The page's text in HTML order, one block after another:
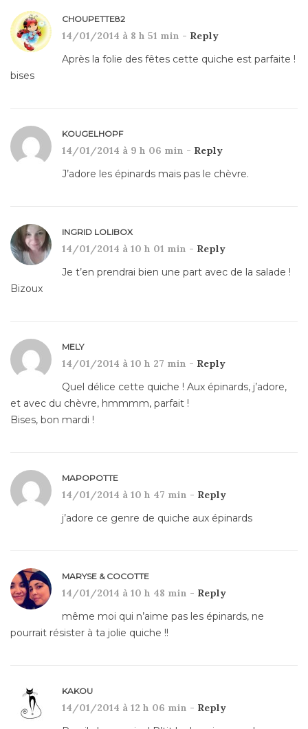
CHOUPETTE82
14/01/2014 à 8 h 51 min - Reply
Après la folie des fêtes cette quiche est parfaite !
bises
KOUGELHOPF
14/01/2014 à 9 h 06 min - Reply
J’adore les épinards mais pas le chèvre.
INGRID LOLIBOX
14/01/2014 à 10 h 01 min - Reply
Je t’en prendrai bien une part avec de la salade !
Bizoux
MELY
14/01/2014 à 10 h 27 min - Reply
Quel délice cette quiche ! Aux épinards, j’adore,
et avec du chèvre, hmmmm, parfait !
Bises, bon mardi !
MAPOPOTTE
14/01/2014 à 10 h 47 min - Reply
j’adore ce genre de quiche aux épinards
MARYSE & COCOTTE
14/01/2014 à 10 h 48 min - Reply
même moi qui n’aime pas les épinards, ne
pourrait résister à ta jolie quiche !!
KAKOU
14/01/2014 à 12 h 06 min - Reply